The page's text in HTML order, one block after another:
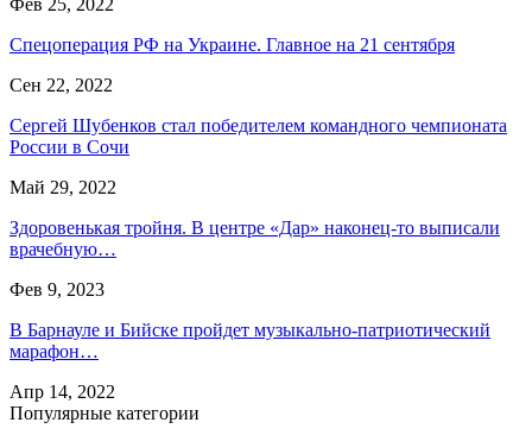
Спецоперация РФ на Украине. Главное на 21 сентября
Сен 22, 2022
Сергей Шубенков стал победителем командного чемпионата
России в Сочи
Май 29, 2022
Здоровенькая тройня. В центре «Дар» наконец-то выписали
врачебную…
Фев 9, 2023
В Барнауле и Бийске пройдет музыкально-патриотический
марафон…
Апр 14, 2022
Популярные категории